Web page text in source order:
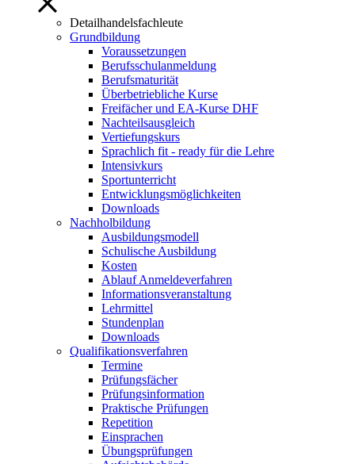
Detailhandelsfachleute
Grundbildung
Voraussetzungen
Berufsschulanmeldung
Berufsmaturität
Überbetriebliche Kurse
Freifächer und EA-Kurse DHF
Nachteilsausgleich
Vertiefungskurs
Sprachlich fit - ready für die Lehre
Intensivkurs
Sportunterricht
Entwicklungsmöglichkeiten
Downloads
Nachholbildung
Ausbildungsmodell
Schulische Ausbildung
Kosten
Ablauf Anmeldeverfahren
Informationsveranstaltung
Lehrmittel
Stundenplan
Downloads
Qualifikationsverfahren
Termine
Prüfungsfächer
Prüfungsinformation
Praktische Prüfungen
Repetition
Einsprachen
Übungsprüfungen